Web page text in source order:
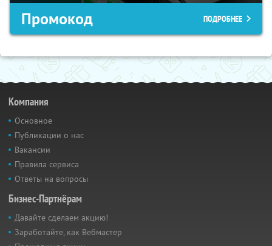
Промокод ПОДРОБНЕЕ
Компания
Основное
Публикации о нас
Вакансии
Правила сервиса
Ответы на вопросы
Бизнес-Партнёрам
Давайте сделаем акцию!
Заработайте, как Вебмастер